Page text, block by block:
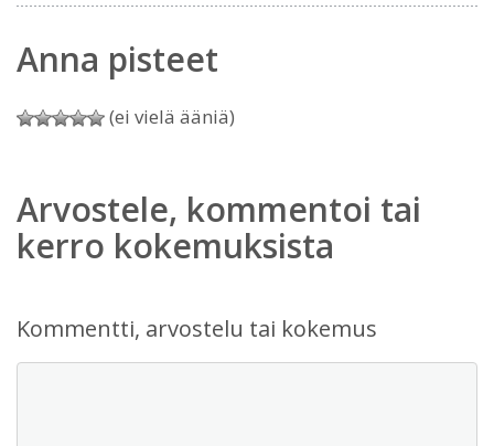
Anna pisteet
(ei vielä ääniä)
Arvostele, kommentoi tai
kerro kokemuksista
Kommentti, arvostelu tai kokemus